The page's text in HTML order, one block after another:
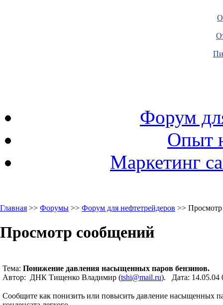
Форум
Опыт
Маркетинг
Главная >> Форумы >> Форум для нефтетрейдеров >>
Просмотр сообщений
Тема: Понижение давления насыщенных паров бензинов.
Автор: ДНК Тищенко Владимир (tshi@mail.ru). Дата:
Сообщите как понизить или повысить давление насыщенных